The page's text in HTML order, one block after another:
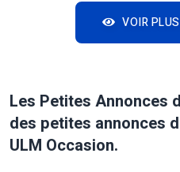
VOIR
Les Petites Annonces
des petites annonces
ULM Occasion.